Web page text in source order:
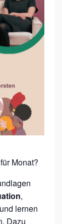
Monat?
,
und lernen
Dazu